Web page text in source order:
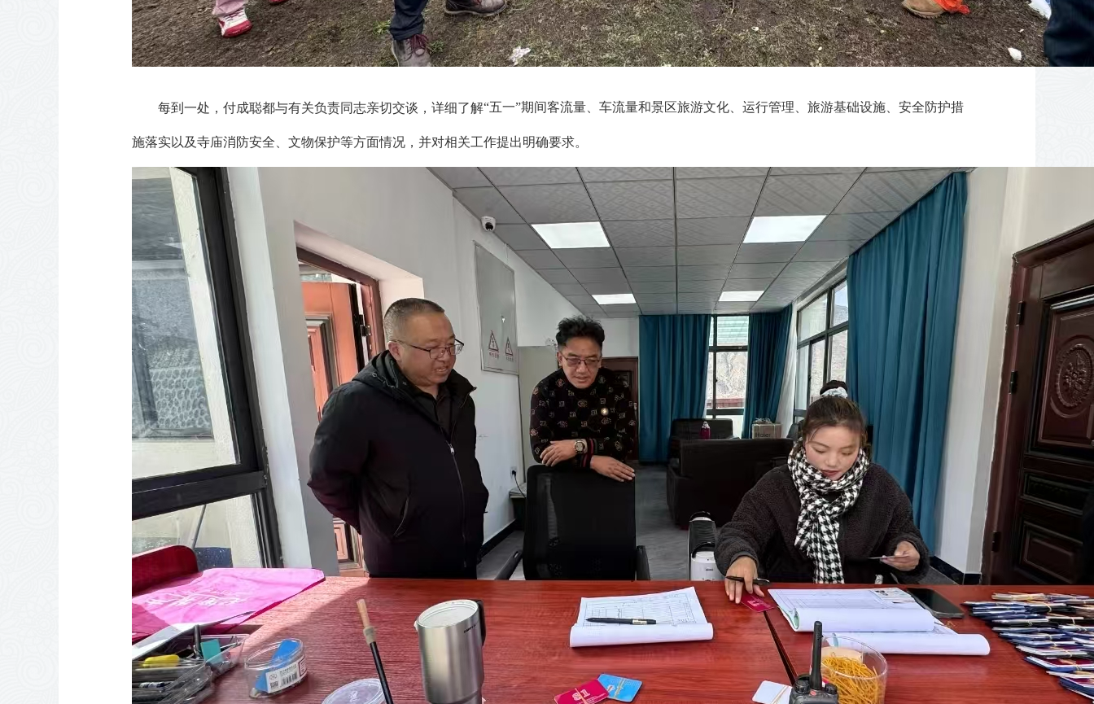
每到一处，付成聪都与有关负责同志亲切交谈，详细了解“五一”期间客流量、车流量和景区旅游文化、运行管理、旅游基础设施、安全防护措
施落实以及寺庙消防安全、文物保护等方面情况，并对相关工作提出明确要求。